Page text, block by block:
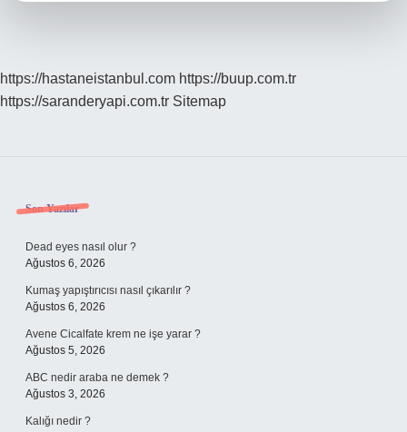
https://hastaneistanbul.com https://buup.com.tr
https://saranderyapi.com.tr Sitemap
Sidebar
Son Yazılar
Dead eyes nasıl olur ?
Ağustos 6, 2026
Kumaş yapıştırıcısı nasıl çıkarılır ?
Ağustos 6, 2026
Avene Cicalfate krem ne işe yarar ?
Ağustos 5, 2026
ABC nedir araba ne demek ?
Ağustos 3, 2026
Kalığı nedir ?